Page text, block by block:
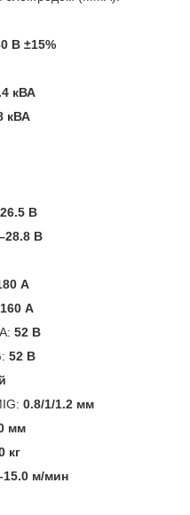
В ±15%
кВА
кВА
В
В
А
160 А
52 В
52 В
0.8/1/1.2 мм
мм
кг
м/мин